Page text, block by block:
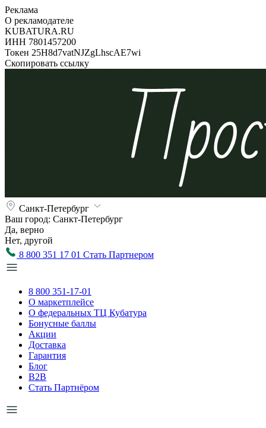
Реклама
О рекламодателе
KUBATURA.RU
ИНН 7801457200
Токен 25H8d7vatNJZgLhscAE7wi
Скопировать ссылку
Санкт-Петербург
Ваш город: Санкт-Петербург
Да, верно
Нет, другой
8 800 351 17 01 Стать Партнером
8 800 351-17-01
О маркетплейсе
О федеральных ТЦ Кубатура
Бонусные баллы
Акции
Доставка
Гарантия
Блог
B2B
Стать Партнёром